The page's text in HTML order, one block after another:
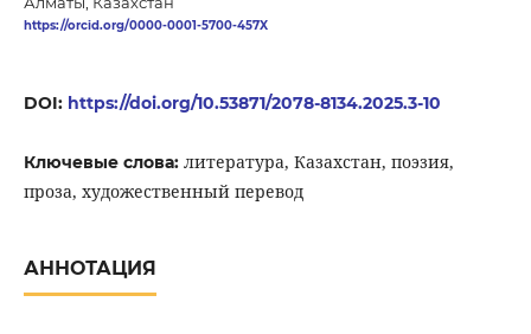
https://orcid.org/0000-0001-5700-457X
DOI: https://doi.org/10.53871/2078-8134.2025.3-10
Ключевые слова: литература, Казахстан, поэзия,
проза, художественный перевод
АННОТАЦИЯ